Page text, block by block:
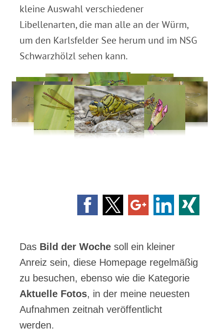
kleine Auswahl verschiedener
Libellenarten, die man alle an der Würm,
um den Karlsfelder See herum und im NSG
Schwarzhölzl sehen kann.
Das Bild der Woche soll ein kleiner
Anreiz sein, diese Homepage regelmäßig
zu besuchen, ebenso wie die Kategorie
Aktuelle Fotos, in der meine neuesten
Aufnahmen zeitnah veröffentlicht
werden.